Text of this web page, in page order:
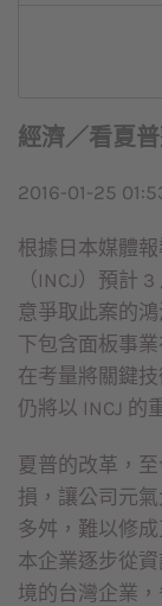
經濟／看夏
2016-01-25
根據日本媒體
（INCJ）預計
意爭取此案的
下包含面板事
在考量將關鍵
仍將以 INCJ 的
夏普的改革，
損，讓公司元
多舛，難以修
本企業逐步從
境的台灣企業，